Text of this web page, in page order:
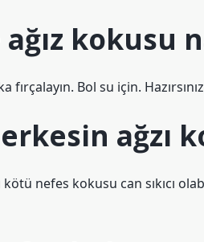
kokusu
Bol su için.
ağzı
nefes kokusu can sıkıcı